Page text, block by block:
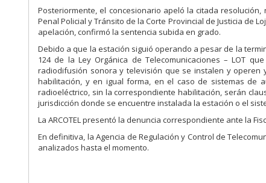
Posteriormente, el concesionario apeló la citada
Penal Policial y Tránsito de la Corte Provincial de Justicia de
apelación, confirmó la sentencia subida en grado.
Debido a que la estación siguió operando a pesar de la
124 de la Ley Orgánica de Telecomunicaciones – LOT
radiodifusión sonora y televisión que se instalen y
habilitación, y en igual forma, en el caso de sistemas de
radioeléctrico, sin la correspondiente habilitación, serán
jurisdicción donde se encuentre instalada la estación o el
La ARCOTEL presentó la denuncia correspondiente ante la
En definitiva, la Agencia de Regulación y Control de
analizados hasta el momento.